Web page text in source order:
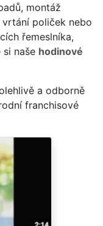
montáž
vrtání poliček nebo
řemeslníka,
si naše hodinové
a odborně
franchisové